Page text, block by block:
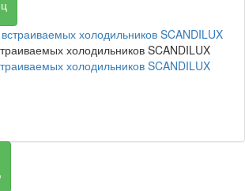
холодильников SCANDILUX
холодильников SCANDILUX